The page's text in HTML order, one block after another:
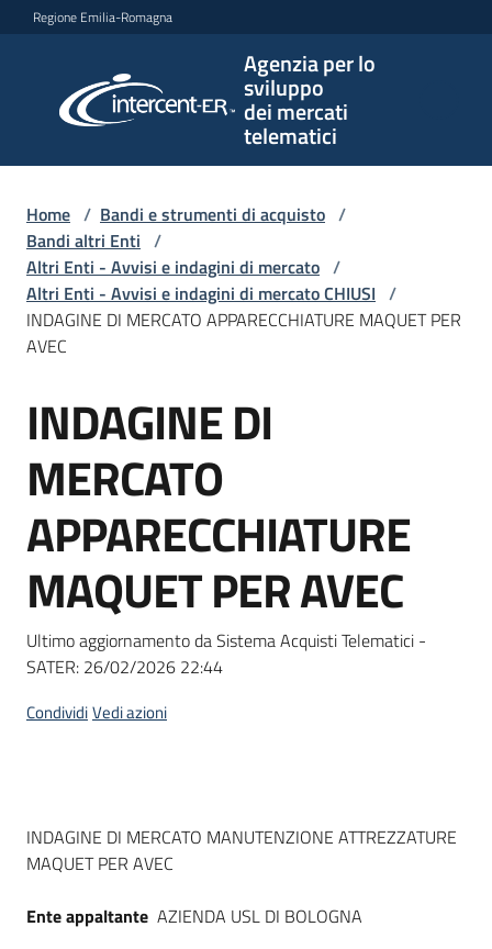
Vai al contenuto
Vai alla navigazione
Vai al footer
Regione Emilia-Romagna
Agenzia per lo
sviluppo
dei mercati
telematici
per lo
sviluppo
telematici
L'Agenzia
Bandi
di
Supporto
Piattaforme
telematiche
English
Home / Bandi e strumenti di acquisto /
Bandi altri Enti /
Altri Enti - Avvisi e indagini di mercato /
Altri Enti - Avvisi e indagini di mercato CHIUSI /
INDAGINE DI MERCATO APPARECCHIATURE MAQUET PER
AVEC
Salta al contenuto
INDAGINE DI
MERCATO
APPARECCHIATURE
MAQUET PER AVEC
Ultimo aggiornamento da Sistema Acquisti Telematici -
SATER: 26/02/2026 22:44
CondividiVedi azioni
Dati del bando
INDAGINE DI MERCATO MANUTENZIONE ATTREZZATURE
MAQUET PER AVEC
Ente appaltante AZIENDA USL DI BOLOGNA